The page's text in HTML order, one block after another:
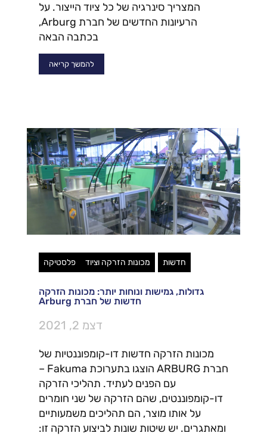
המצריך סינרגיה של כל ציוד הייצור. על
הרעיונות החדשים של חברת Arburg,
בכתבה הבאה
להמשך קריאה
חדשות מכונות הזרקה וציוד פלסטיקה
גדולות, גמישות ונוחות יותר: מכונות הזרקה
חדשות של חברת Arburg
דצמ 2, 2021
מכונות הזרקה חדשות דו-קומפוננטיות של
חברת ARBURG הוצגו בתערוכת Fakuma –
עם הפנים לעתיד. תהליכי הזרקה
דו-קומפוננטים, שהם הזרקה של שני חומרים
על אותו מוצר, הם תהליכים משמעותיים
ומאתגרים. יש שיטות שונות לביצוע הזרקה זו: